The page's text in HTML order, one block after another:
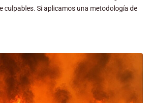
culpables. Si aplicamos una metodología de